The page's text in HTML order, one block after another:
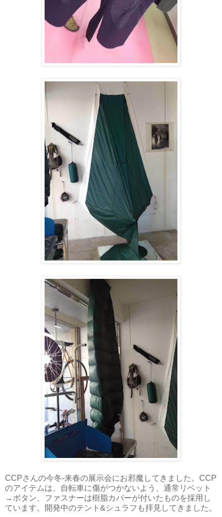
CCPさんの今冬-来春の展示会にお邪魔してきました。CCP
のアイテムは、自転車に傷がつかないよう、通常リベット
→ボタン、ファスナーは樹脂カバーが付いたものを採用し
ています。開発中のテント&シュラフも拝見してきました。